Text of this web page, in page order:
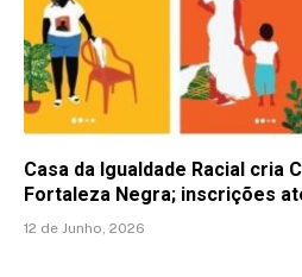
Casa da Igualdade Racial cria
Fortaleza Negra; inscrições
12 de Junho, 2026